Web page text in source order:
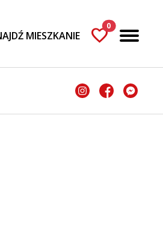
MIESZKANIE favorite0